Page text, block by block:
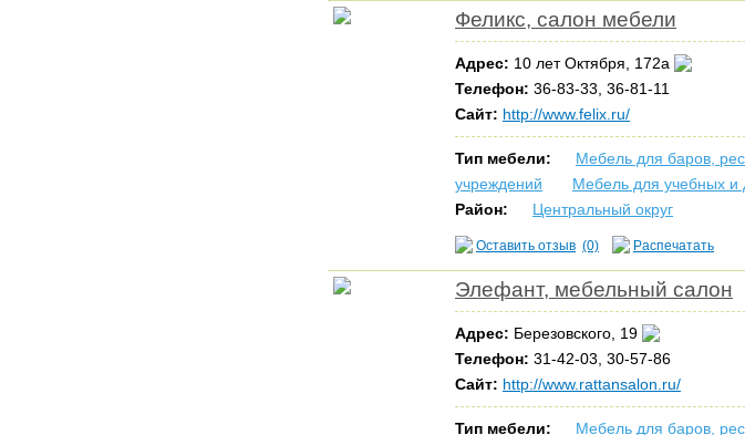
Феликс, салон мебели
Адрес: 10 лет Октября, 172а
Телефон: 36-83-33, 36-81-11
Сайт: http://www.felix.ru/
Тип мебели: Мебель для баров,
учреждений
Мебель для учебных и
Район:
Центральный округ
Оставить отзыв (0) Распечатать
Элефант, мебельный салон
Адрес: Березовского, 19
Телефон: 31-42-03, 30-57-86
Сайт: http://www.rattansalon.ru/
Тип мебели: Мебель для баров,